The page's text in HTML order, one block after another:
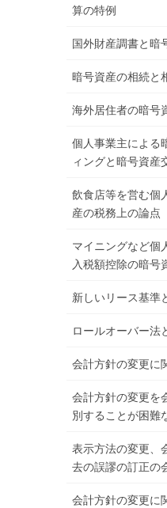
算の特例
国外財産調書と暗
暗号資産の相続と
海外居住者の暗号
個人事業主による
ィングと暗号資産
飲食店等を営む個
産の税務上の論点
マイニングなど個
入税額控除の暗号
新しいリース基準
ロールオーバー法
会計方針の変更に
会計方針の変更を
別することが困難
表示方法の変更、
去の誤謬の訂正の
会計方針の変更に